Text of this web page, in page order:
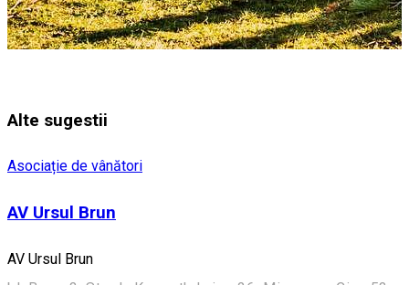
Alte sugestii
Asociație de vânători
AV Ursul Brun
AV Ursul Brun